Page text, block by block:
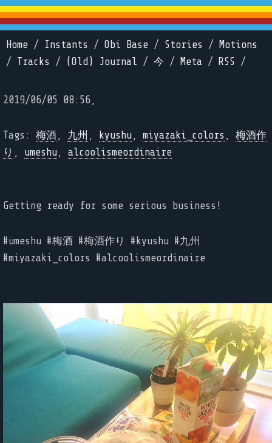
Home / Instants / Obi Base / Stories /
Motions
/ Tracks / (Old) Journal / 今 / Meta / RSS /
2019/06/05 08:56,
Tags: 梅酒, 九州 , kyushu, miyazaki_colors , 梅酒作
り , umeshu, alcoolismeordinaire
Getting ready for some serious business!
#umeshu #梅酒 #梅酒作り #kyushu #九州
#miyazaki_colors #alcoolismeordinaire